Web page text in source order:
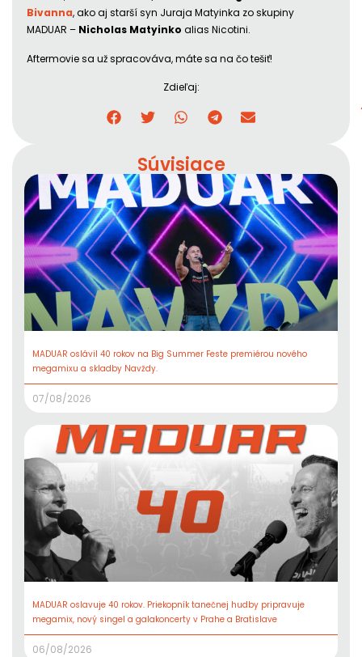
Bivanna, ako aj starší syn Juraja Matyinka zo skupiny
MADUAR – Nicholas Matyinko alias Nicotini.
Aftermovie sa už spracováva, máte sa na čo tešiť!
Zdieľaj:
Súvisiace
MADUAR oslávil 40 rokov na Big Summer Feste premiérou nového
megamixu a skladby Navždy.
07/08/2026
MADUAR oslavuje 40 rokov. Priekopník tanečnej hudby pripravuje
megamix, nový singel a galakoncerty v Prahe a Bratislave
06/08/2026